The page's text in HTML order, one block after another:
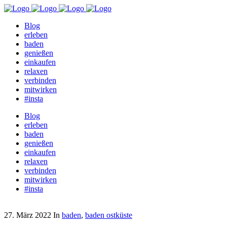
Blog
erleben
baden
genießen
einkaufen
relaxen
verbinden
mitwirken
#insta
Blog
erleben
baden
genießen
einkaufen
relaxen
verbinden
mitwirken
#insta
27. März 2022 In baden, baden ostküste